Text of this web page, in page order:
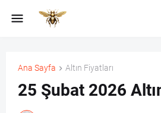
Ana Sayfa Altın Fiyatları
25 Şubat 2026